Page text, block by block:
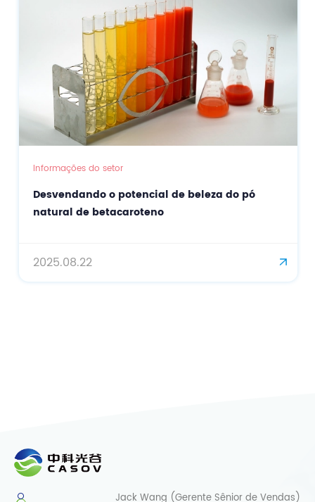
suplementos alimentares com certificado
boa reputação - DHA
Jack Wang (Gerente Sênior de Vendas)